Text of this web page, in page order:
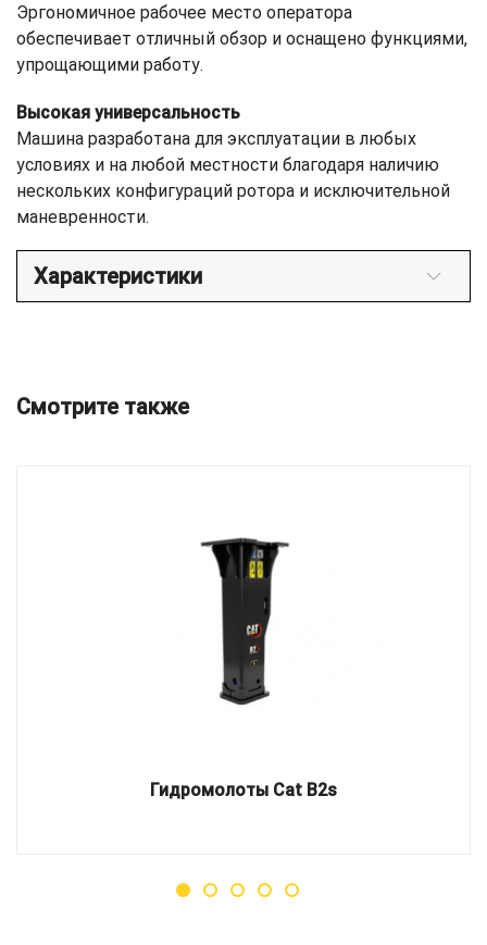
Эргономичное рабочее место оператора
обеспечивает отличный обзор и оснащено функциями,
упрощающими работу.
Высокая универсальность
Машина разработана для эксплуатации в любых
условиях и на любой местности благодаря наличию
нескольких конфигураций ротора и исключительной
маневренности.
Характеристики
Смотрите также
Гидромолоты Cat B2s